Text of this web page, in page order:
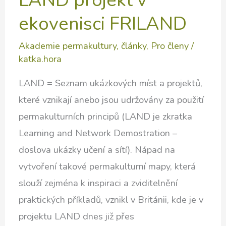
ekovenisci FRILAND
Akademie permakultury,články, Pro členy/
katka.hora
LAND = Seznam ukázkových míst a projektů,
které vznikají anebo jsou udržovány za použití
permakulturních principů (LAND je zkratka
Learning and Network Demostration –
doslova ukázky učení a sítí). Nápad na
vytvoření takové permakulturní mapy, která
slouží zejména k inspiraci a zviditelnění
praktických příkladů, vznikl v Británii, kde je v
projektu LAND dnes již přes